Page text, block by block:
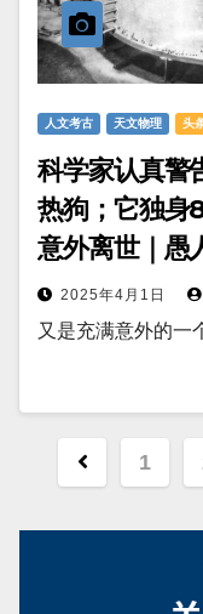
人文考古 天文物理 头
科学家认真警
热狗；它独身
意外离世｜愚
2025年4月1日
又是充满意外的一
文
1